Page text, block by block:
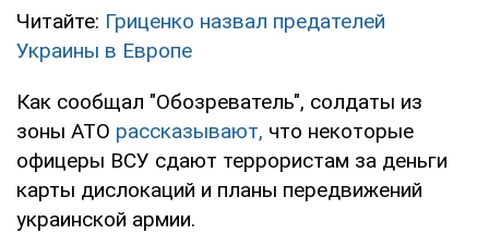
Читайте: Гриценко назвал предателей
Украины в Европе
Как сообщал "Обозреватель", солдаты из
зоны АТО рассказывают, что некоторые
офицеры ВСУ сдают террористам за деньги
карты дислокаций и планы передвижений
украинской армии.